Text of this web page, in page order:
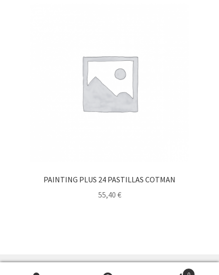
PAINTING PLUS 24 PASTILLAS COTMAN
55,40 €